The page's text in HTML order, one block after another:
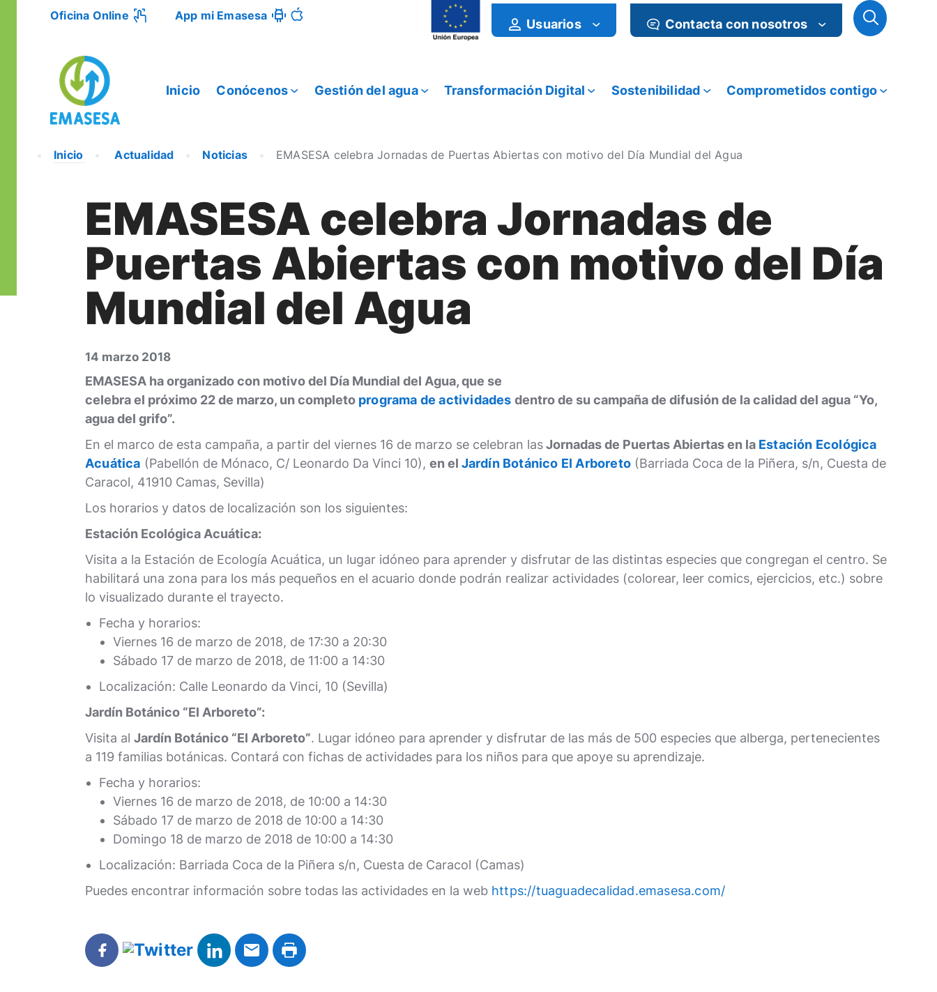
Oficina Online App mi Emasesa
Usuarios Contacta con nosotros
Inicio Conócenos Gestión del agua Transformación Digital Sostenibilidad Comprometidos contigo
Inicio Actualidad Noticias EMASESA celebra Jornadas de Puertas Abiertas con motivo del Día Mundial del Agua
EMASESA celebra Jornadas de
Puertas Abiertas con motivo del Día
Mundial del Agua
14 marzo 2018
EMASESA ha organizado con motivo del Día Mundial del Agua, que se
celebra el próximo 22 de marzo, un completo programa de actividades dentro de su campaña de difusión de la calidad del agua “Yo,
agua del grifo”.
En el marco de esta campaña, a partir del viernes 16 de marzo se celebran lasJornadas de Puertas Abiertas en la Estación Ecológica
Acuática (Pabellón de Mónaco, C/ Leonardo Da Vinci 10), en el Jardín Botánico El Arboreto (Barriada Coca de la Piñera, s/n, Cuesta de
Caracol, 41910 Camas, Sevilla)
Los horarios y datos de localización son los siguientes:
Estación Ecológica Acuática:
Visita a la Estación de Ecología Acuática, un lugar idóneo para aprender y disfrutar de las distintas especies que congregan el centro. Se
habilitará una zona para los más pequeños en el acuario donde podrán realizar actividades (colorear, leer comics, ejercicios, etc.) sobre
lo visualizado durante el trayecto.
Fecha y horarios:
Viernes 16 de marzo de 2018, de 17:30 a 20:30
Sábado 17 de marzo de 2018, de 11:00 a 14:30
Localización: Calle Leonardo da Vinci, 10 (Sevilla)
Jardín Botánico “El Arboreto”:
Visita al Jardín Botánico “El Arboreto”. Lugar idóneo para aprender y disfrutar de las más de 500 especies que alberga, pertenecientes
a 119 familias botánicas. Contará con fichas de actividades para los niños para que apoye su aprendizaje.
Fecha y horarios:
Viernes 16 de marzo de 2018, de 10:00 a 14:30
Sábado 17 de marzo de 2018 de 10:00 a 14:30
Domingo 18 de marzo de 2018 de 10:00 a 14:30
Localización: Barriada Coca de la Piñera s/n, Cuesta de Caracol (Camas)
Puedes encontrar información sobre todas las actividades en la web https://tuaguadecalidad.emasesa.com/